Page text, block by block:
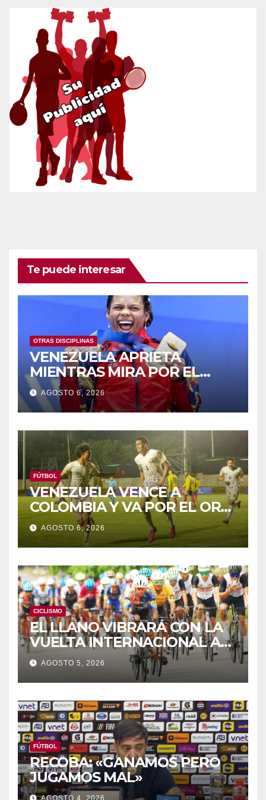
Te puede interesar
OTRAS DISCIPLINAS
VENEZUELA APRIETA
MIENTRAS MIRA POR EL
RETROVISOR
AGOSTO 6, 2026
FÚTBOL
VENEZUELA VENCE A
COLOMBIA Y VA POR EL ORO
DE LOS JCAC
AGOSTO 6, 2026
CICLISMO
EL LLANO VIBRARÁ CON LA
VUELTA INTERNACIONAL A
ZAMORA
AGOSTO 5, 2026
FÚTBOL
RECOBA: «GANAMOS PERO
JUGAMOS MAL»
AGOSTO 4, 2026